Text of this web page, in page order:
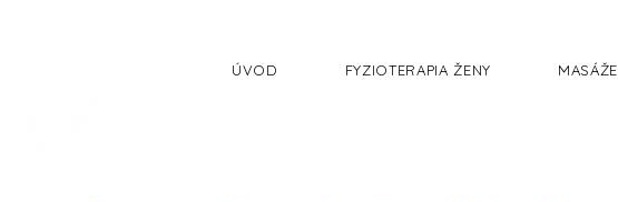
ÚVOD FYZIOTERAPIA ŽENY MASÁŽE